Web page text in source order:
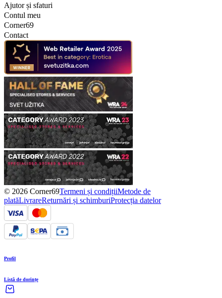
Ajutor și sfaturi
Contul meu
Corner69
Contact
© 2026 Corner69Termeni și condițiiMetode de
platăLivrareReturnări și schimburiProtecția datelor
Profil
Listă de dorințe